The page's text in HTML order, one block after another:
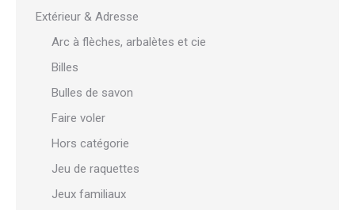
Extérieur & Adresse
Arc à flèches, arbalètes et cie
Billes
Bulles de savon
Faire voler
Hors catégorie
Jeu de raquettes
Jeux familiaux